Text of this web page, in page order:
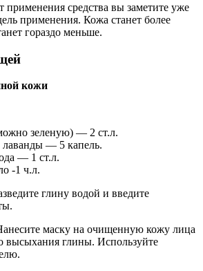
применения средства вы заметите уже
применения. Кожа станет более
гораздо меньше.
кожи
зеленую) — 2 ст.л.
— 5 капель.
— 1 ст.л.
-1 ч.л.
глину водой и введите
маску на очищенную кожу лица
высыхания глины. Используйте